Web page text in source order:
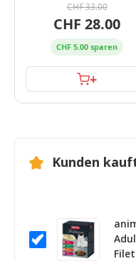
CHF 33.00
CHF 28.00
CHF 5.00 sparen
+
Kunden